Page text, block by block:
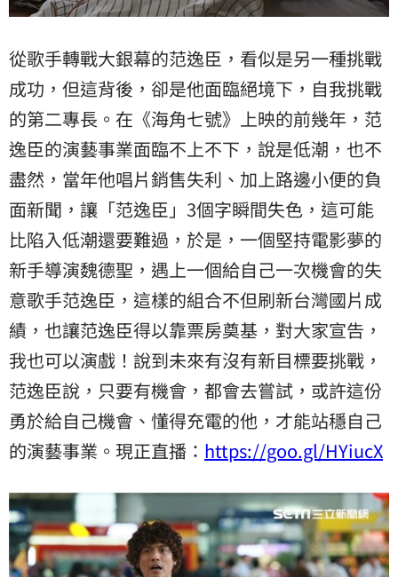
從歌手轉戰大銀幕的范逸臣，看似是另一種挑戰
成功，但這背後，卻是他面臨絕境下，自我挑戰
的第二專長。在《海角七號》上映的前幾年，范
逸臣的演藝事業面臨不上不下，說是低潮，也不
盡然，當年他唱片銷售失利、加上路邊小便的負
面新聞，讓「范逸臣」3個字瞬間失色，這可能
比陷入低潮還要難過，於是，一個堅持電影夢的
新手導演魏德聖，遇上一個給自己一次機會的失
意歌手范逸臣，這樣的組合不但刷新台灣國片成
績，也讓范逸臣得以靠票房奠基，對大家宣告，
我也可以演戲！說到未來有沒有新目標要挑戰，
范逸臣說，只要有機會，都會去嘗試，或許這份
勇於給自己機會、懂得充電的他，才能站穩自己
的演藝事業。現正直播： https://goo.gl/HYiucX